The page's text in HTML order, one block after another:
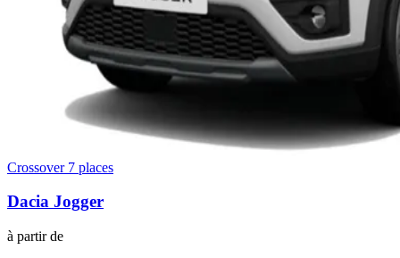
Crossover 7 places
Dacia Jogger
à partir de